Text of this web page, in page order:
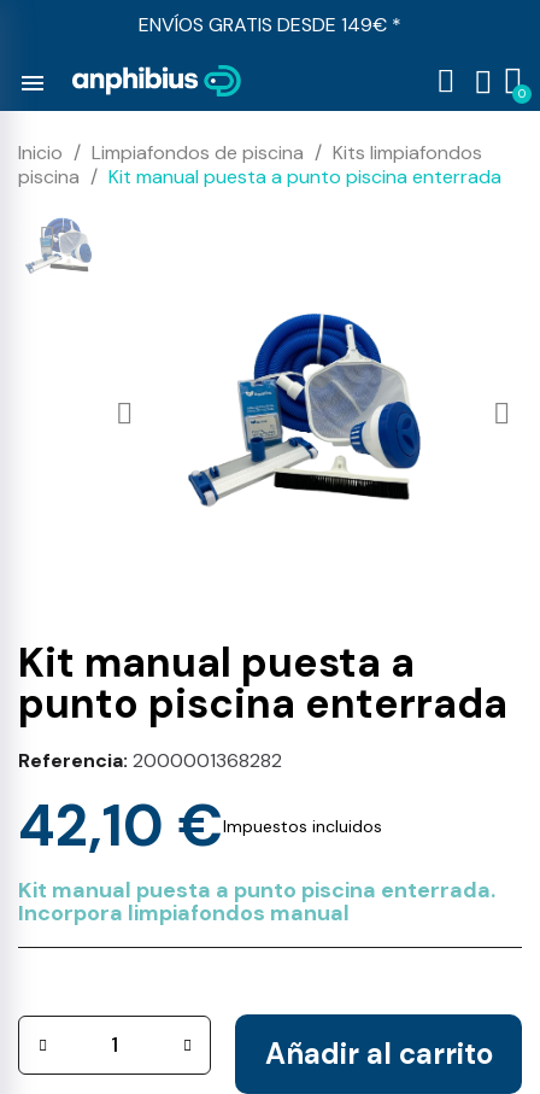
ENVÍOS GRATIS DESDE 149€ *
menu
Inicio Limpiafondos de piscina
Kits limpiafondos
piscina
Kit manual puesta a punto piscina enterrada
Kit manual puesta a
punto piscina enterrada
Referencia 2000001368282
42,10 €Impuestos incluidos
Kit manual puesta a punto piscina enterrada.
Incorpora limpiafondos manual
Añadir al carrito